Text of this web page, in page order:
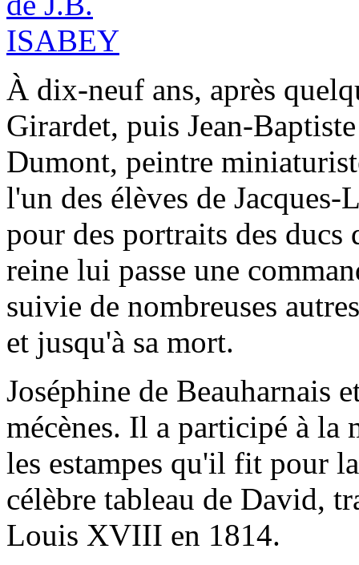
À dix-neuf ans, après
Girardet, puis Jean-
Dumont, peintre
l'un des élèves de
pour des portraits des
reine lui passe une
suivie de nombreuses
et jusqu'à sa mort.
Joséphine de Beauharnais
mécènes. Il a participé à la
les estampes qu'il fit pour
célèbre tableau de David,
Louis XVIII en 1814.